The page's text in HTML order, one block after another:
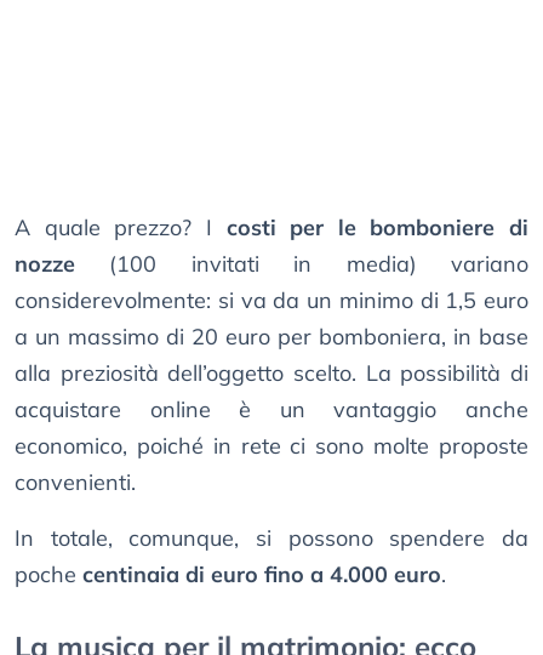
A quale prezzo? I costi per le bomboniere di
nozze (100 invitati in media) variano
considerevolmente: si va da un minimo di 1,5 euro
a un massimo di 20 euro per bomboniera, in base
alla preziosità dell’oggetto scelto. La possibilità di
acquistare online è un vantaggio anche
economico, poiché in rete ci sono molte proposte
convenienti.
In totale, comunque, si possono spendere da
poche centinaia di euro fino a 4.000 euro.
La musica per il matrimonio: ecco